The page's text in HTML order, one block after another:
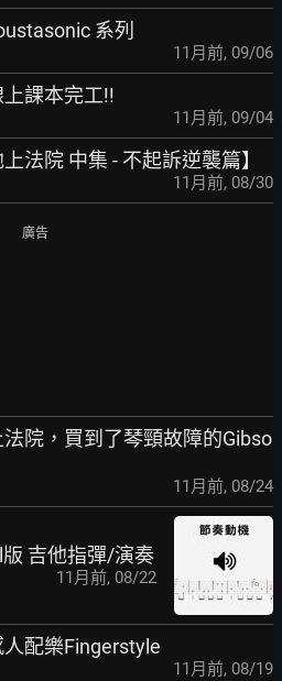
系列
11月前, 09/06
課本完工!!
11月前, 09/04
法院 中集 - 不起訴逆襲篇】
11月前, 08/30
廣告
院，買到了琴頸故障的Gibso
11月前, 08/24
吉他指彈/演奏
11月前, 08/22
配樂Fingerstyle
11月前, 08/19